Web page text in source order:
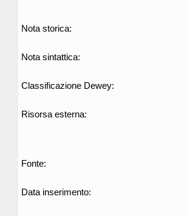
Nota storica:
Nota sintattica:
Classificazione Dewey:
Risorsa esterna:
Fonte:
Data inserimento: